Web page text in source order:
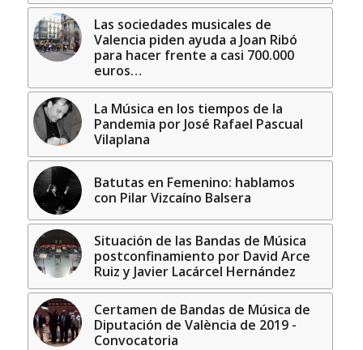
Las sociedades musicales de
Valencia piden ayuda a Joan Ribó
para hacer frente a casi 700.000
euros…
La Música en los tiempos de la
Pandemia por José Rafael Pascual
Vilaplana
Batutas en Femenino: hablamos
con Pilar Vizcaíno Balsera
Situación de las Bandas de Música
postconfinamiento por David Arce
Ruiz y Javier Lacárcel Hernández
Certamen de Bandas de Música de
Diputación de València de 2019 -
Convocatoria